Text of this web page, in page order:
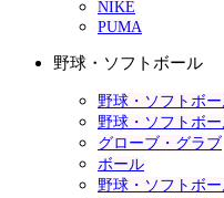
NIKE
PUMA
野球・ソフトボール
野球・ソフトボ
野球・ソフトボー
グローブ・グラブ
ボール
野球・ソフトボ